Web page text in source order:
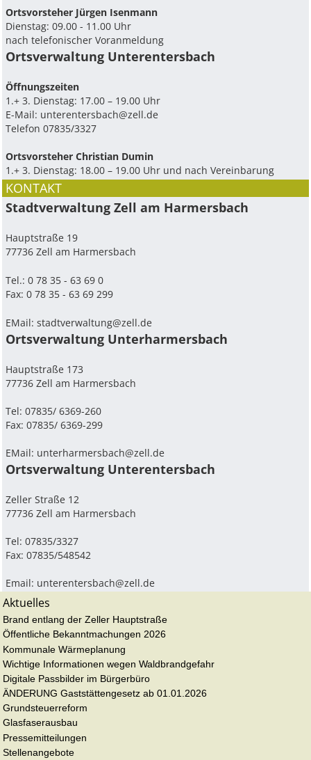
Ortsvorsteher Jürgen Isenmann
Dienstag: 09.00 - 11.00 Uhr
nach telefonischer Voranmeldung
Ortsverwaltung Unterentersbach
Ö­ffnungszeiten
1.+ 3. Dienstag: 17.00 – 19.00 Uhr
E-Mail: unterentersbach@zell.de
Telefon 07835/3327
Ortsvorsteher Christian Dumin
1.+ 3. Dienstag: 18.00 – 19.00 Uhr und nach Vereinbarung
KONTAKT
Stadtverwaltung Zell am Harmersbach
Hauptstraße 19
77736 Zell am Harmersbach
Tel.: 0 78 35 - 63 69 0
Fax: 0 78 35 - 63 69 299
EMail:stadtverwaltung@zell.de
Ortsverwaltung Unterharmersbach
Hauptstraße 173
77736 Zell am Harmersbach
Tel: 07835/ 6369-260
Fax: 07835/ 6369-299
EMail: unterharmersbach@zell.de
Ortsverwaltung Unterentersbach
Zeller Straße 12
77736 Zell am Harmersbach
Tel: 07835/3327
Fax: 07835/548542
Email: unterentersbach@zell.de
Aktuelles
Brand entlang der Zeller Hauptstraße
Öffentliche Bekanntmachungen 2026
Kommunale Wärmeplanung
Wichtige Informationen wegen Waldbrandgefahr
Digitale Passbilder im Bürgerbüro
ÄNDERUNG Gaststättengesetz ab 01.01.2026
Grundsteuerreform
Glasfaserausbau
Pressemitteilungen
Stellenangebote